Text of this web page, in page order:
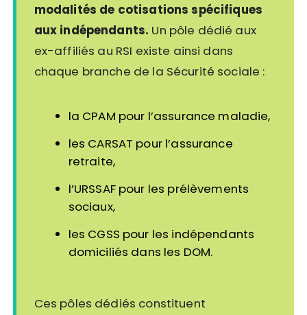
modalités de cotisations spécifiques
aux indépendants. Un pôle dédié aux
ex-affiliés au RSI existe ainsi dans
chaque branche de la Sécurité sociale :
la CPAM pour l’assurance maladie,
les CARSAT pour l’assurance
retraite,
l’URSSAF pour les prélèvements
sociaux,
les CGSS pour les indépendants
domiciliés dans les DOM.
Ces pôles dédiés constituent